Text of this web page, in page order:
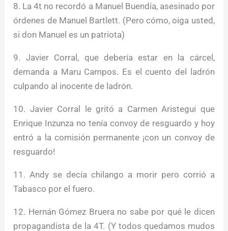
8. La 4t no recordó a Manuel Buendía, asesinado por
órdenes de Manuel Bartlett. (Pero cómo, oiga usted,
si don Manuel es un patriota)
9. Javier Corral, que debería estar en la cárcel,
demanda a Maru Campos. Es el cuento del ladrón
culpando al inocente de ladrón.
10. Javier Corral le gritó a Carmen Aristegui que
Enrique Inzunza no tenía convoy de resguardo y hoy
entró a la comisión permanente ¡con un convoy de
resguardo!
11. Andy se decía chilango a morir pero corrió a
Tabasco por el fuero.
12. Hernán Gómez Bruera no sabe por qué le dicen
propagandista de la 4T. (Y todos quedamos mudos